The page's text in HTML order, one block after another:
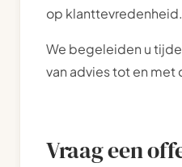
op klanttevredenheid.
We begeleiden u
van advies tot en met
Vraag een